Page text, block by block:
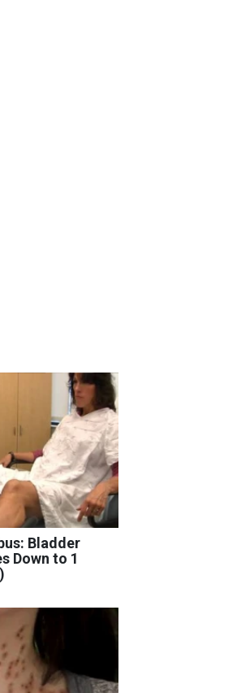
Bladder
Down to 1